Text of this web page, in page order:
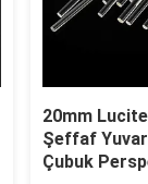
20mm
Şeffaf
Çubuk